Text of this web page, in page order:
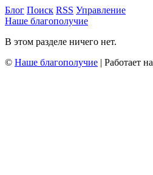
Блог Поиск RSS Управление
Наше благополучие
В этом разделе ничего нет.
© Наше благополучие | Работает на